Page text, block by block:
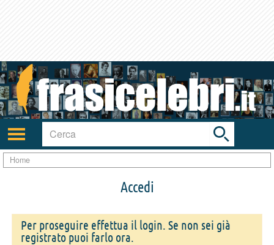
Attiva/disattiva
navigazione
Toggle
search
bar
Home
Accedi
Per proseguire effettua il login. Se non sei già
registrato puoi farlo ora.